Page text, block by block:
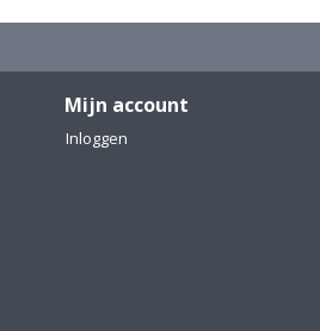
Mijn account
Inloggen